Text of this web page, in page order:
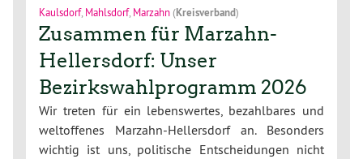
Kaulsdorf, Mahlsdorf, Marzahn (Kreisverband)
Zusammen für Marzahn-
Hellersdorf: Unser
Bezirkswahlprogramm 2026
Wir treten für ein lebenswertes, bezahlbares und
weltoffenes Marzahn-Hellersdorf an. Besonders
wichtig ist uns, politische Entscheidungen nicht